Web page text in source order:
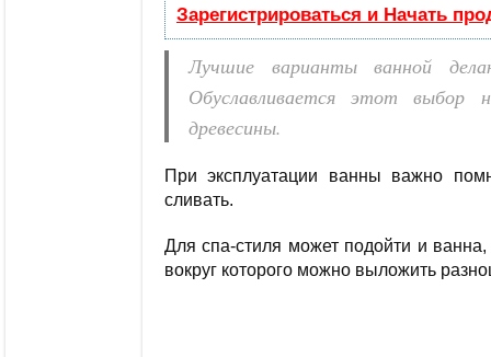
Зарегистрироваться и Начать
Лучшие варианты ванной
Обуславливается этот выбор
древесины.
При эксплуатации ванны важно
сливать.
Для спа-стиля может подойти и
вокруг которого можно выложить